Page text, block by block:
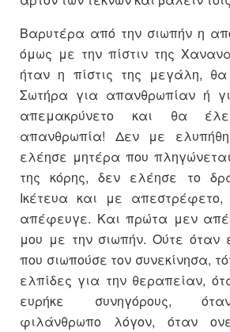
Βαρυτέρα από την σιωπήν η
όμως με την πίστιν της
ήταν η πίστις της μεγάλη, θα
Σωτήρα για απανθρωπίαν ή
απεμακρύνετο και θα
απανθρωπία! Δεν με
ελέησε μητέρα που
της κόρης, δεν ελέησε το
Ικέτευα και με
απέφευγε. Και πρώτα μεν
μου με την σιωπήν. Ούτε
που σιωπούσε τον συνεκίνησα,
ελπίδες για την θεραπείαν,
ευρήκε συνηγόρους,
φιλάνθρωπο λόγον, όταν